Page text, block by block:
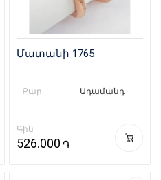
Մատանի 1765
Քար Ադամանդ
Գին
526.000 ֏